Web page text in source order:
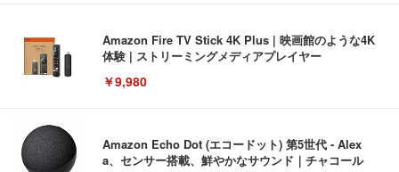
Amazon Fire TV Stick 4K Plus | 映画館のような4K
体験 | ストリーミングメディアプレイヤー
￥9,980
Amazon Echo Dot (エコードット) 第5世代 - Alex
a、センサー搭載、鮮やかなサウンド｜チャコール